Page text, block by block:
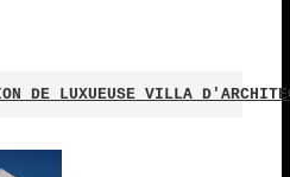
DE LUXUEUSE VILLA